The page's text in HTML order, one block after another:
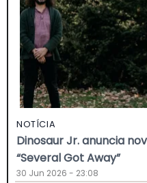
NOTÍCIA
Dinosaur Jr. anuncia
“Several Got Away”
30 Jun 2026 - 23:08